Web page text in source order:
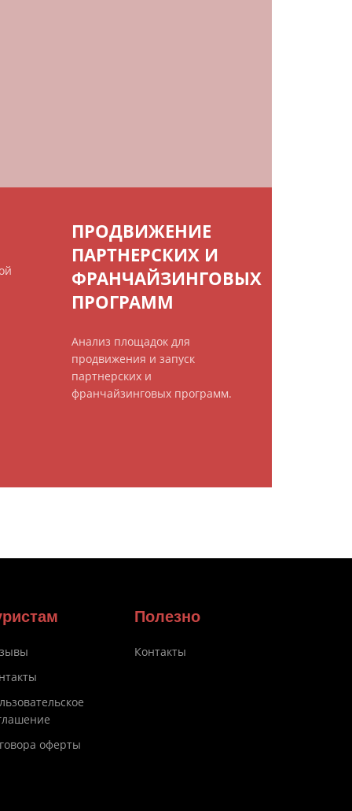
ПРОДВИЖЕНИЕ
ПАРТНЕРСКИХ И
ФРАНЧАЙЗИНГОВЫХ
ПРОГРАММ
Анализ площадок для
продвижения и запуск
партнерских и
франчайзинговых программ.
оферты
Полезно
Контакты